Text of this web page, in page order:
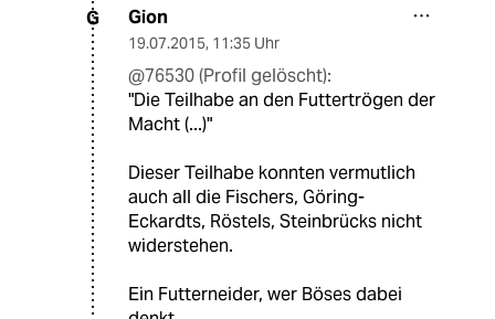
G Gion
19.07.2015, 11:35 Uhr
@76530 (Profil gelöscht):
"Die Teilhabe an den Futtertrögen der
Macht (...)"
Dieser Teilhabe konnten vermutlich
auch all die Fischers, Göring-
Eckardts, Röstels, Steinbrücks nicht
widerstehen.
Ein Futterneider, wer Böses dabei